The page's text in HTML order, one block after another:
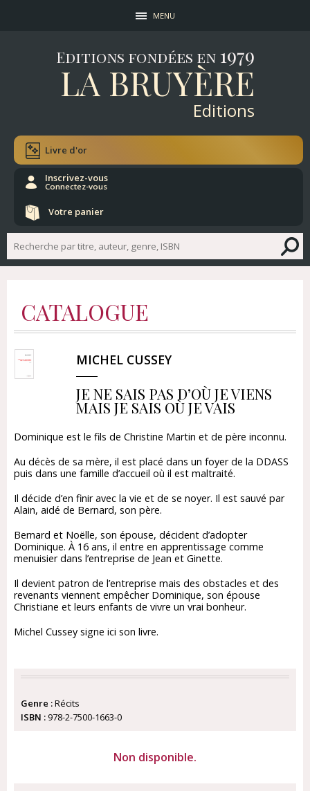
MENU
Editions fondées en 1979
LA BRUYÈRE
Editions
Livre d'or
Inscrivez-vous
Connectez-vous
Votre panier
CATALOGUE
MICHEL CUSSEY
JE NE SAIS PAS D’OÙ JE VIENS
MAIS JE SAIS OÙ JE VAIS
Dominique est le fils de Christine Martin et de père inconnu.
Au décès de sa mère, il est placé dans un foyer de la DDASS
puis dans une famille d’accueil où il est maltraité.
Il décide d’en finir avec la vie et de se noyer. Il est sauvé par
Alain, aidé de Bernard, son père.
Bernard et Noëlle, son épouse, décident d’adopter
Dominique. À 16 ans, il entre en apprentissage comme
menuisier dans l’entreprise de Jean et Ginette.
Il devient patron de l’entreprise mais des obstacles et des
revenants viennent empêcher Dominique, son épouse
Christiane et leurs enfants de vivre un vrai bonheur.
Michel Cussey signe ici son livre.
Genre :Récits
ISBN : 978-2-7500-1663-0
Non disponible.